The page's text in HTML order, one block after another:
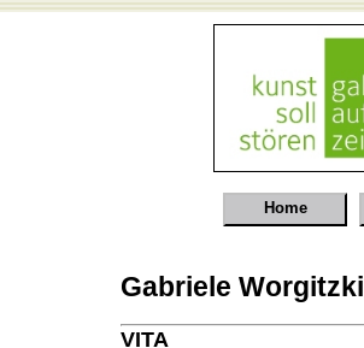
Home
Gabriele Worgitzki
VITA